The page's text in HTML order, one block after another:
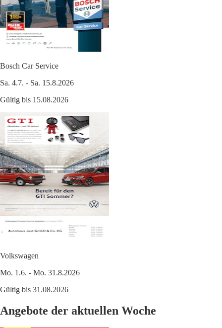
Bosch Car Service
Sa. 4.7. - Sa. 15.8.2026
Gültig bis 15.08.2026
Volkswagen
Mo. 1.6. - Mo. 31.8.2026
Gültig bis 31.08.2026
Angebote der aktuellen Woche